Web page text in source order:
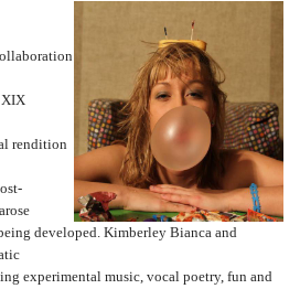
XIX
rendition
developed. Kimberley Bianca and
experimental music, vocal poetry, fun and